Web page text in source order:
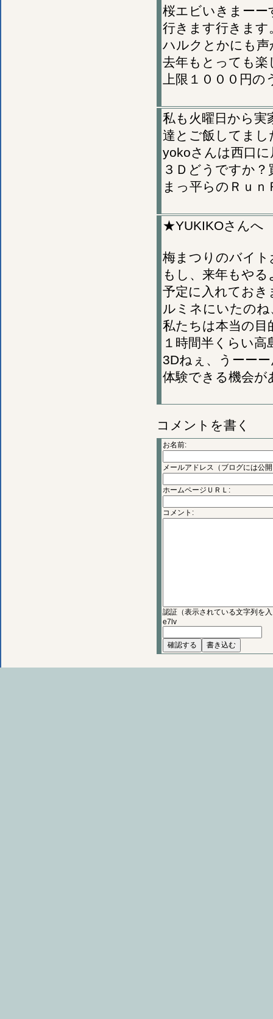
桜エビいきまーー
行きます行きます
ハルクとかにも
去年もとっても
上限１０００円
私も火曜日から実
達とご飯してまし
yokoさんは西口
３Ｄどうですか
まっ平らのＲｕ
★YUKIKOさんへ
梅まつりのバイ
もし、来年もや
予定に入れておき
ルミネにいたの
私たちは本当の目
１時間半くらい
3Dねぇ、うーー
体験できる機会が
コメントを書く
お名前:
メールアドレス（ブログには公
ホームページＵＲＬ:
コメント:
認証（表示されている文字列を
e7lv